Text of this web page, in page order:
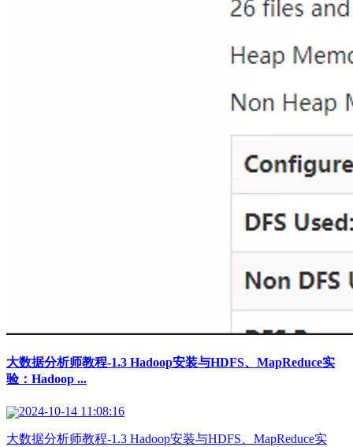
大数据分析师教程-1.3 Hadoop安装与HDFS、MapReduce实
验：Hadoop ...
2024-10-14 11:08:16
大数据分析师教程-1.3 Hadoop安装与HDFS、MapReduce实